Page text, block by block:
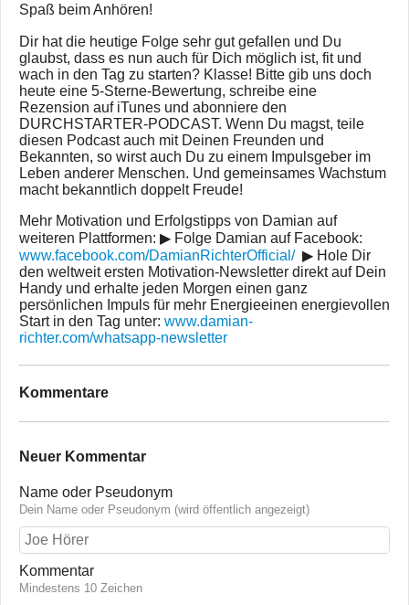
Spaß beim Anhören!
Dir hat die heutige Folge sehr gut gefallen und Du
glaubst, dass es nun auch für Dich möglich ist, fit und
wach in den Tag zu starten? Klasse! Bitte gib uns doch
heute eine 5-Sterne-Bewertung, schreibe eine
Rezension auf iTunes und abonniere den
DURCHSTARTER-PODCAST. Wenn Du magst, teile
diesen Podcast auch mit Deinen Freunden und
Bekannten, so wirst auch Du zu einem Impulsgeber im
Leben anderer Menschen. Und gemeinsames Wachstum
macht bekanntlich doppelt Freude!
Mehr Motivation und Erfolgstipps von Damian auf
weiteren Plattformen: ▶︎ Folge Damian auf Facebook:
www.facebook.com/DamianRichterOfficial/▶︎ Hole Dir
den weltweit ersten Motivation-Newsletter direkt auf Dein
Handy und erhalte jeden Morgen einen ganz
persönlichen Impuls für mehr Energieeinen energievollen
Start in den Tag unter: www.damian-
richter.com/whatsapp-newsletter
Kommentare
Neuer Kommentar
Name oder Pseudonym
Dein Name oder Pseudonym (wird öffentlich angezeigt)
Kommentar
Mindestens 10 Zeichen